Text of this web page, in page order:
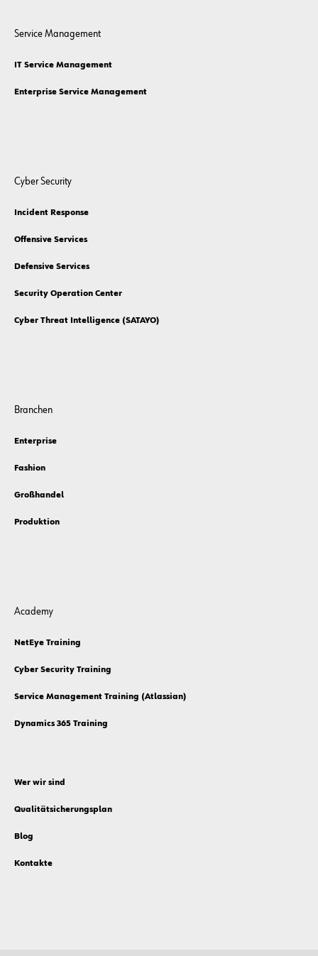
Service Management
IT Service Management
Enterprise Service Management
Cyber Security
Incident Response
Offensive Services
Defensive Services
Security Operation Center
Cyber Threat Intelligence (SATAYO)
Branchen
Enterprise
Fashion
Großhandel
Produktion
Academy
NetEye Training
Cyber Security Training
Service Management Training (Atlassian)
Dynamics 365 Training
Wer wir sind
Qualitätsicherungsplan
Blog
Kontakte